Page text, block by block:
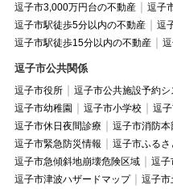
逗子市3,000万円台の不動産
逗子
逗子市駅徒歩5分以内の不動産
逗
逗子市駅徒歩15分以内の不動産
逗子市公共関係
逗子市役所 逗子市公共施設予約シ
逗子市幼稚園
逗子市小学校 逗
逗子市休日夜間診療
逗子市消防本
逗子市緊急防災情報
逗子市ふるさ
逗子市急傾斜地崩壊危険区域
逗子
逗子市津波ハザードマップ
逗子市